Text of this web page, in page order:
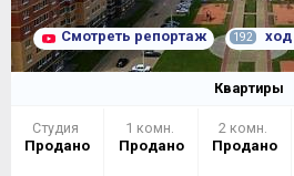
Смотреть репортаж 192 ход
Квартиры
Студия
Продано
1 комн.
Продано
2 комн.
Продано